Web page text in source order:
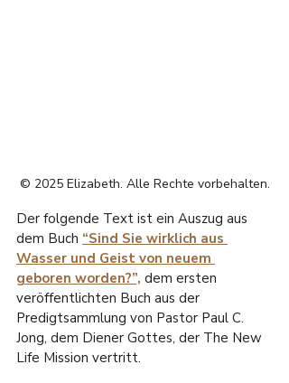
L
I
F
E
.
O
R
© 2025 Elizabeth. Alle Rechte vorbehalten.
Der folgende Text ist ein Auszug aus
dem Buch “Sind Sie wirklich aus
Wasser und Geist von neuem
geboren worden?”, dem ersten
veröffentlichten Buch aus der
Predigtsammlung von Pastor Paul C.
Jong, dem Diener Gottes, der The New
Life Mission vertritt.